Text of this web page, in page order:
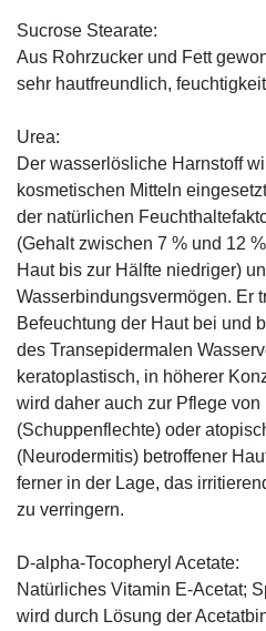
Sucrose Stearate:
Aus Rohrzucker und Fett
sehr hautfreundlich,
Urea:
Der wasserlösliche Harnstoff
kosmetischen Mitteln
der natürlichen
(Gehalt zwischen 7 % und 12
Haut bis zur Hälfte niedriger)
Wasserbindungsvermögen. Er
Befeuchtung der Haut bei und
des Transepidermalen
keratoplastisch, in höherer
wird daher auch zur Pflege von
(Schuppenflechte) oder
(Neurodermitis) betroffener
ferner in der Lage, das
zu verringern.
D-alpha-Tocopheryl Acetate:
Natürliches Vitamin E-Acetat;
wird durch Lösung der